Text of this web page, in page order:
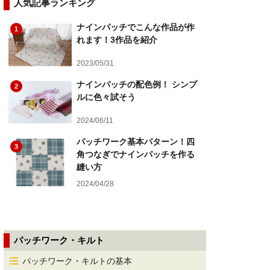
人気記事ランキング
1
ナインパッチでこんな作品が作
れます！3作品を紹介
2023/05/31
2
ナインパッチの配色例！ シンプ
ルに色々試そう
2024/06/11
3
パッチワーク基本パターン！四
角つなぎでナインパッチを作る
縫い方
2024/04/28
パッチワーク・キルト
パッチワーク・キルトの基本